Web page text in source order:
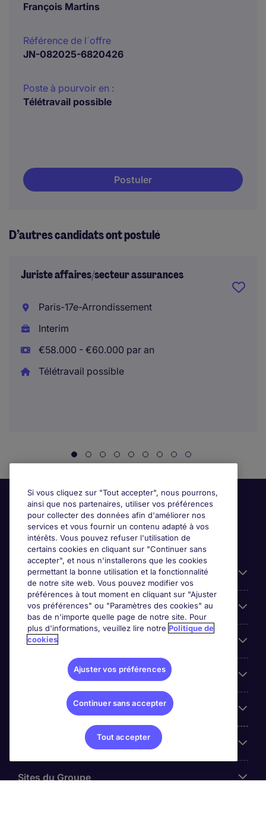
François Martins
Référence de l´offre
JN-082025-6820426
Poste à pourvoir en :
Télétravail possible
Postuler
D’autres candidats ont postulé
Juriste affaires/secteur assurances
Paris-17e-Arrondissement
Interim
€58.000 - €60.000 par an
Télétravail possible
Candidats
Entreprises
Contact
Les avis Google
Nos offres d'emploi
Sites du Groupe
Si vous cliquez sur "Tout accepter", nous pourrons,
ainsi que nos partenaires, utiliser vos préférences
pour collecter des données afin d'améliorer nos
services et vous fournir un contenu adapté à vos
intérêts. Vous pouvez refuser l'utilisation de
certains cookies en cliquant sur "Continuer sans
accepter", et nous n'installerons que les cookies
permettant la bonne utilisation et la fonctionnalité
de notre site web. Vous pouvez modifier vos
préférences à tout moment en cliquant sur "Ajuster
vos préférences" ou "Paramètres des cookies" au
bas de n'importe quelle page de notre site. Pour
plus d'informations, veuillez lire notre Politique de
cookies
Ajuster vos préférences
Continuer sans accepter
Tout accepter